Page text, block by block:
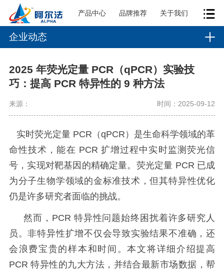
产品中心 品牌推荐 关于我们
企业动态
2025 年荧光定量 PCR（qPCR）实验技
巧：提高 PCR 特异性的 9 种方法
来源： 时间：2025-09-12
实时荧光定量PCR （qPCR ）是生命科学领域的革
命性技术，能在 PCR 扩增过程中实时监测荧光信
号，实现对靶基因的精确定量。荧光定量 PCR 已成
为分子生物学领域的金标准技术，但其特异性优化
仍是许多研究者面临的挑战。
然而， PCR 特异性问题始终困扰着许多研究人
员。非特异性扩增不仅会导致实验结果不准确，还
会浪费宝贵的样本和时间。本文将详细介绍提高
PCR特异性的九大方法，并结合最新市场数据，帮